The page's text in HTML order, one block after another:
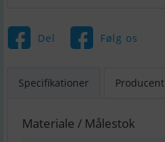
Del Følg os
Specifikationer Producent
Materiale / Målestok